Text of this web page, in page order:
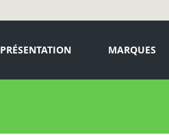
PRÉSENTATION MARQUES